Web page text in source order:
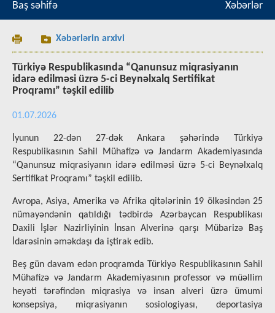
Baş səhifə Xəbərlər
Xəbərlərin arxivi
Türkiyə Respublikasında “Qanunsuz miqrasiyanın
idarə edilməsi üzrə 5-ci Beynəlxalq Sertifikat
Proqramı” təşkil edilib
01.07.2026
İyunun 22-dən 27-dək Ankara şəhərində Türkiyə
Respublikasının Sahil Mühafizə və Jandarm Akademiyasında
“Qanunsuz miqrasiyanın idarə edilməsi üzrə 5-ci Beynəlxalq
Sertifikat Proqramı” təşkil edilib.
Avropa, Asiya, Amerika və Afrika qitələrinin 19 ölkəsindən 25
nümayəndənin qatıldığı tədbirdə Azərbaycan Respublikası
Daxili İşlər Nazirliyinin İnsan Alverinə qarşı Mübarizə Baş
İdarəsinin əməkdaşı da iştirak edib.
Beş gün davam edən proqramda Türkiyə Respublikasının Sahil
Mühafizə və Jandarm Akademiyasının professor və müəllim
heyəti tərəfindən miqrasiya və insan alveri üzrə ümumi
konsepsiya, miqrasiyanın sosiologiyası, deportasiya